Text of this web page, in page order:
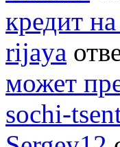
кредит
rijaya
может
sochi-